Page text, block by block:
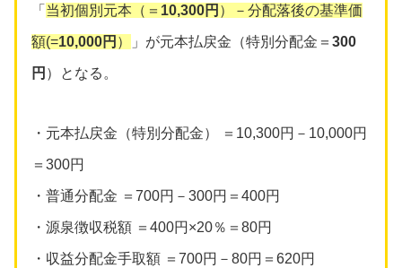
「 当初個別元本（＝ 10,300円 ）－分配落後の基準価
額(=10,000円 ） 」が元本払戻金（特別分配金＝ 300
円 ）となる。
・元本払戻金（特別分配金） ＝10,300円－10,000円
＝300円
・普通分配金 ＝700円－300円＝400円
・源泉徴収税額 ＝400円×20％＝80円
・収益分配金手取額 ＝700円－80円＝620円